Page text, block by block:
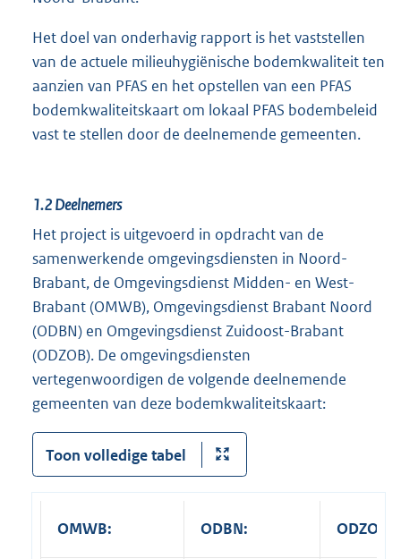
Het doel van onderhavig rapport is het vaststellen
van de actuele milieuhygiënische bodemkwaliteit ten
aanzien van PFAS en het opstellen van een PFAS
bodemkwaliteitskaart om lokaal PFAS bodembeleid
vast te stellen door de deelnemende gemeenten.
1.2Deelnemers
Het project is uitgevoerd in opdracht van de
samenwerkende omgevingsdiensten in Noord-
Brabant, de Omgevingsdienst Midden- en West-
Brabant (OMWB), Omgevingsdienst Brabant Noord
(ODBN) en Omgevingsdienst Zuidoost-Brabant
(ODZOB). De omgevingsdiensten
vertegenwoordigen de volgende deelnemende
gemeenten van deze bodemkwaliteitskaart:
Toon volledige tabel
OMWB: ODBN: ODZOB: